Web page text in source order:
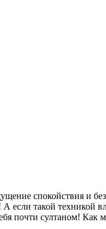
спокойствия и
если такой
почти султаном!